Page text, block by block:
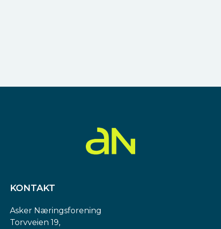
KONTAKT
Asker Næringsforening
Torvveien 19,